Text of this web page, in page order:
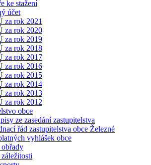
ke stažení
účet
za rok 2021
za rok 2020
za rok 2019
za rok 2018
za rok 2017
za rok 2016
za rok 2015
za rok 2014
za rok 2013
za rok 2012
obce
ze zasedání zastupitelstva
řád zastupitelstva obce Železné
vyhlášek obce
obřady